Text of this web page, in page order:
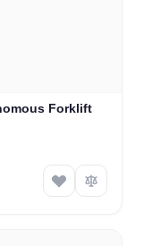
Forklift